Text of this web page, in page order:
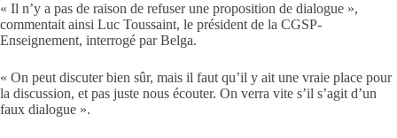
« Il n’y a pas de raison de refuser une proposition de dialogue »,
commentait ainsi Luc Toussaint, le président de la CGSP-
Enseignement, interrogé par Belga.
« On peut discuter bien sûr, mais il faut qu’il y ait une vraie place pour
la discussion, et pas juste nous écouter. On verra vite s’il s’agit d’un
faux dialogue ».